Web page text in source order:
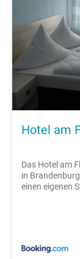
Hotel am
Das Hotel am
in
einen eigenen